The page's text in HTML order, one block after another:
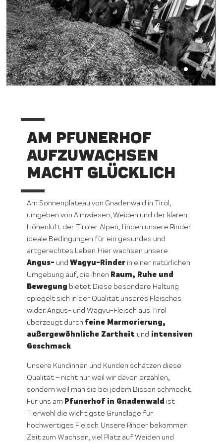
AM PFUNERHOF
AUFZUWACHSEN
MACHT GLÜCKLICH
Am Sonnenplateau von Gnadenwald in Tirol,
umgeben von Almwiesen, Weiden und der klaren
Höhenluft der Tiroler Alpen, finden unsere Rinder
ideale Bedingungen für ein gesundes und
artgerechtes Leben. Hier wachsen unsere
Angus- und Wagyu-Rinderin einer natürlichen
Umgebung auf, die ihnen Raum, Ruhe und
Bewegung bietet. Diese besondere Haltung
spiegelt sich in der Qualität unseres Fleisches
wider. Angus- und Wagyu-Fleisch aus Tirol
überzeugt durch feine Marmorierung,
außergewöhnliche Zartheit und intensiven
Geschmack.
Unsere Kundinnen und Kunden schätzen diese
Qualität – nicht nur weil wir davon erzählen,
sondern weil man sie bei jedem Bissen schmeckt.
Für uns am Pfunerhof in Gnadenwald ist
Tierwohl die wichtigste Grundlage für
hochwertiges Fleisch. Unsere Rinder bekommen
Zeit zum Wachsen, viel Platz auf Weiden und